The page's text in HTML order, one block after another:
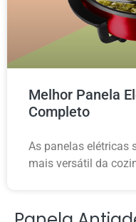
Melhor Panela
Completo
As panelas elétricas
mais versátil da